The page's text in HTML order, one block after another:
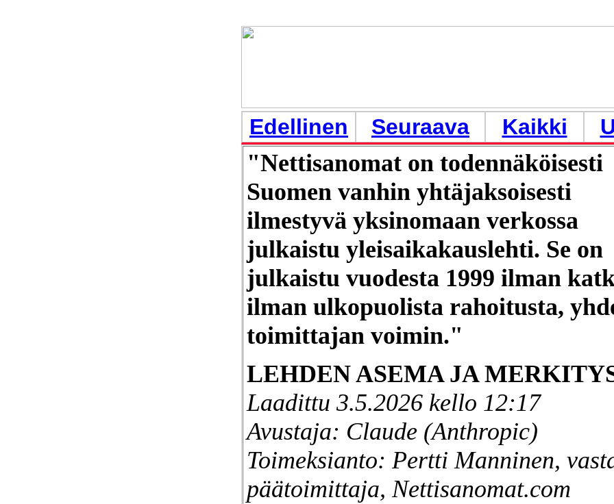
Edellinen Seuraava Kaikki
"Nettisanomat on todennäköisesti
Suomen vanhin yhtäjaksoisesti
ilmestyvä yksinomaan verkossa
julkaistu yleisaikakauslehti. Se on
julkaistu vuodesta 1999 ilman
ilman ulkopuolista rahoitusta,
toimittajan voimin."
LEHDEN ASEMA JA
Laadittu 3.5.2026 kello 12:17
Avustaja: Claude (Anthropic)
Toimeksianto: Pertti Manninen,
päätoimittaja, Nettisanomat.com